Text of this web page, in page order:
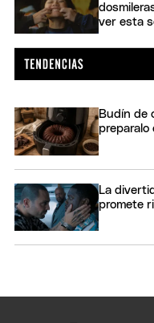
ver esta
Budín de
La
promete